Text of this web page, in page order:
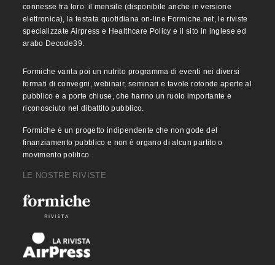
connesse fra loro: il mensile (disponibile anche in versione
elettronica), la testata quotidiana on-line Formiche.net, le riviste
specializzate Airpress e Healthcare Policy e il sito in inglese ed
arabo Decode39.
Formiche vanta poi un nutrito programma di eventi nei diversi
formati di convegni, webinair, seminari e tavole rotonde aperte al
pubblico e a porte chiuse, che hanno un ruolo importante e
riconosciuto nel dibattito pubblico.
Formiche è un progetto indipendente che non gode del
finanziamento pubblico e non è organo di alcun partito o
movimento politico.
LE NOSTRE RIVISTE